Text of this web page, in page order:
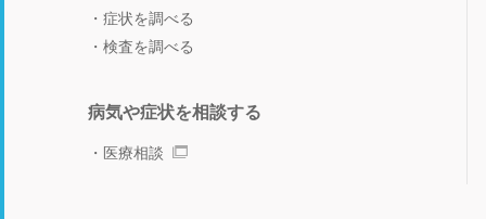
症状を調べる
検査を調べる
病気や症状を相談する
医療相談